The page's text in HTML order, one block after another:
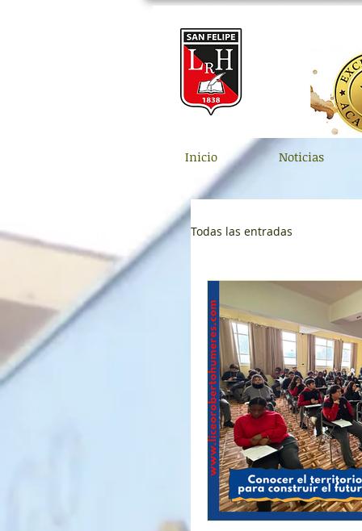
Inicio Noticias
Todas las entradas